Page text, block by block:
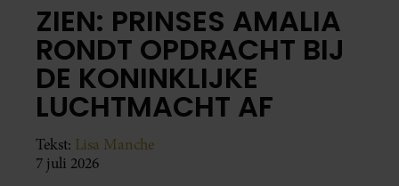
ZIEN: PRINSES AMALIA
RONDT OPDRACHT BIJ
DE KONINKLIJKE
LUCHTMACHT AF
Tekst: Lisa Manche
7 juli 2026